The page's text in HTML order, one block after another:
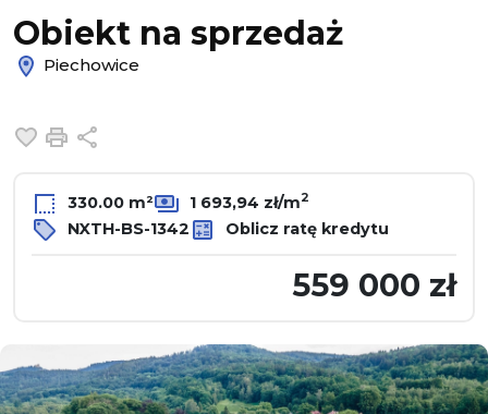
Obiekt na sprzedaż
Piechowice
Dodaj do ulubionych
Drukuj
330.00 m² 1 693,94 zł/m2
NXTH-BS-1342 Oblicz ratę kredytu
559 000 zł